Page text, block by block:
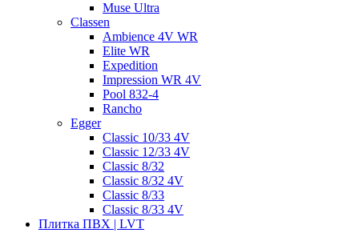
Muse Ultra
Classen
Ambience 4V WR
Elite WR
Expedition
Impression WR 4V
Pool 832-4
Rancho
Egger
Classic 10/33 4V
Classic 12/33 4V
Classic 8/32
Classic 8/32 4V
Classic 8/33
Classic 8/33 4V
Плитка ПВХ | LVT